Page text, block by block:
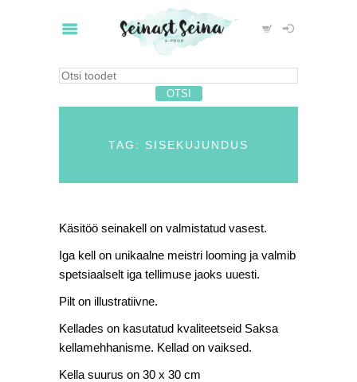
TAG: SISEKUJUNDUS
Käsitöö seinakell on valmistatud vasest.
Iga kell on unikaalne meistri looming ja valmib
spetsiaalselt iga tellimuse jaoks uuesti.
Pilt on illustratiivne.
Kellades on kasutatud kvaliteetseid Saksa
kellamehhanisme. Kellad on vaiksed.
Kella suurus on 30 x 30 cm